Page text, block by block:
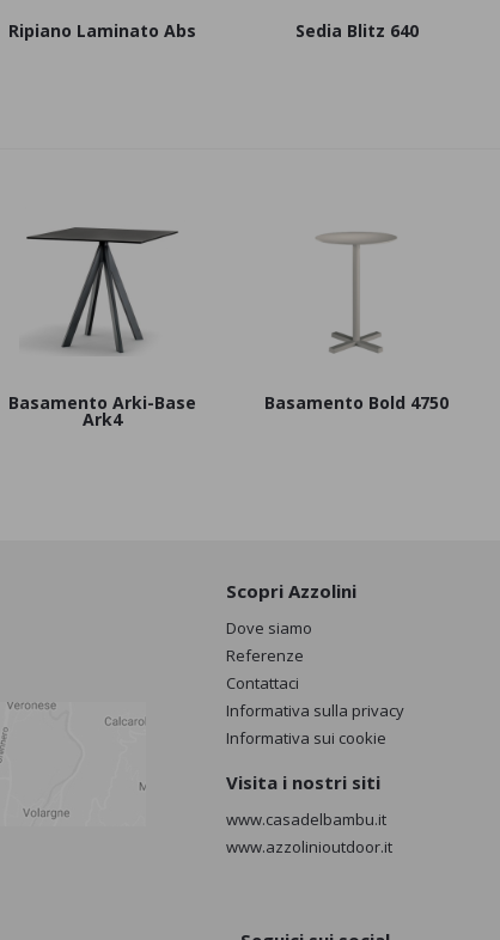
Ripiano Laminato Abs Sedia Blitz 640
Basamento Arki-Base
Ark4
Basamento Bold 4750
Scopri Azzolini
Dove siamo
Referenze
Contattaci
Informativa sulla privacy
Informativa sui cookie
Visita i nostri siti
www.casadelbambu.it
www.azzolinioutdoor.it